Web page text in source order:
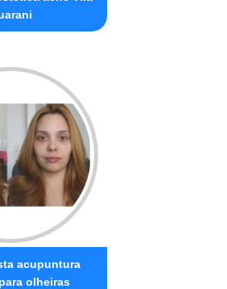
acupuntura
olheiras